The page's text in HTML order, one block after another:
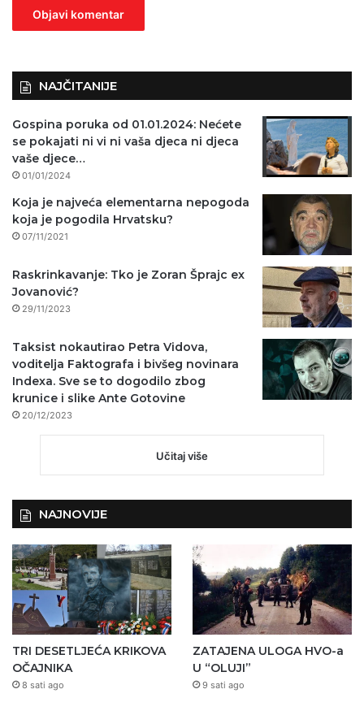
NAJČITANIJE
Gospina poruka od 01.01.2024: Nećete
se pokajati ni vi ni vaša djeca ni djeca
vaše djece…
01/01/2024
Koja je najveća elementarna nepogoda
koja je pogodila Hrvatsku?
07/11/2021
Raskrinkavanje: Tko je Zoran Šprajc ex
Jovanović?
29/11/2023
Taksist nokautirao Petra Vidova,
voditelja Faktografa i bivšeg novinara
Indexa. Sve se to dogodilo zbog
krunice i slike Ante Gotovine
20/12/2023
Učitaj više
NAJNOVIJE
TRI DESETLJEĆA KRIKOVA
OČAJNIKA
8 sati ago
ZATAJENA ULOGA HVO-a
U “OLUJI”
9 sati ago